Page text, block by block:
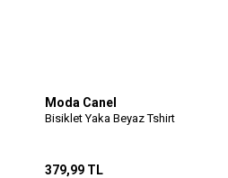
Moda Canel
Bisiklet Yaka Beyaz Tshirt
379,99 TL